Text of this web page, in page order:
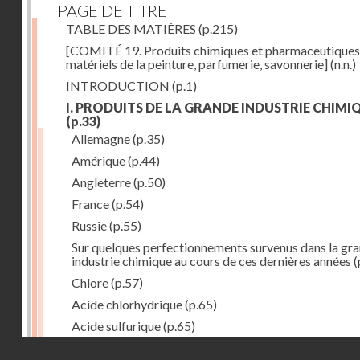
PAGE DE TITRE
TABLE DES MATIÈRES (p.215)
[COMITÉ 19. Produits chimiques et
matériels de la peinture, parfumerie, savonnerie](n.n.)
INTRODUCTION (p.1)
I. PRODUITS DE LA GRANDE INDUSTRIE
(p.33)
Allemagne(p.35)
Amérique(p.44)
Angleterre(p.50)
France(p.54)
Russie(p.55)
Sur quelques perfectionnements survenus dans la
industrie chimique au cours de ces dernières années
Chlore(p.57)
Acide chlorhydrique(p.65)
Acide sulfurique(p.65)